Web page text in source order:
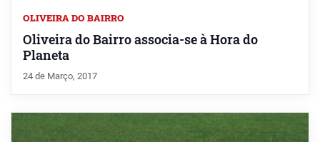
OLIVEIRA DO BAIRRO
Oliveira do Bairro associa-se à Hora do
Planeta
24 de Março, 2017